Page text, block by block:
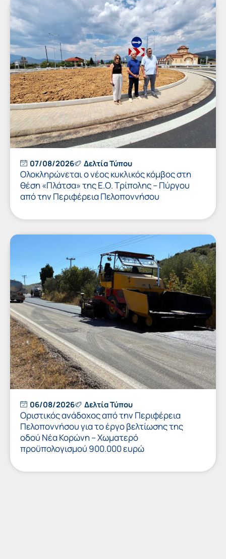
07/08/2026 Δελτία Τύπου
Ολοκληρώνεται ο νέος κυκλικός κόμβος στη
θέση «Πλάτσα» της Ε.Ο. Τρίπολης – Πύργου
από την Περιφέρεια Πελοποννήσου
06/08/2026 Δελτία Τύπου
Οριστικός ανάδοχος από την Περιφέρεια
Πελοποννήσου για το έργο βελτίωσης της
οδού Νέα Κορώνη – Χωματερό
προϋπολογισμού 900.000 ευρώ